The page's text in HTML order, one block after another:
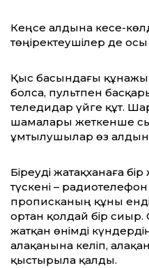
Кеңсе алдына кесе-
төңіректеушілер де
Қыс басындағы
болса, пультпен
теледидар үйге құт.
шамалары жеткенше
ұмтылушылар өз
Біреуді жатақханаға
түскені – радиотелефон
прописканың құны
ортан қолдай бір сиыр.
жатқан өнімді
алақанына келіп,
қыстырыла қалды.